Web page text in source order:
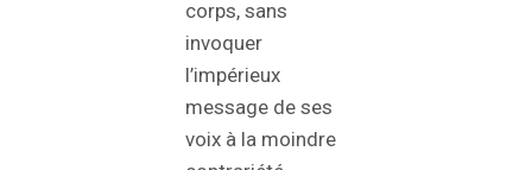
corps, sans
invoquer
l’impérieux
message de ses
voix à la moindre